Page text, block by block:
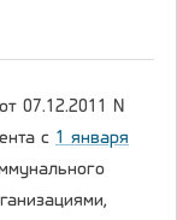
от 07.12.2011 N
с 1 января